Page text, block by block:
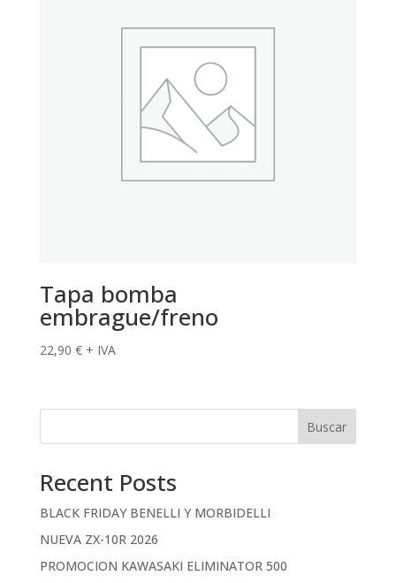
Tapa bomba
embrague/freno
22,90 € + IVA
Buscar
Recent Posts
BLACK FRIDAY BENELLI Y MORBIDELLI
NUEVA ZX-10R 2026
PROMOCION KAWASAKI ELIMINATOR 500